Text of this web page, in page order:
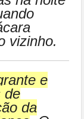
vizinho.
e
de
da